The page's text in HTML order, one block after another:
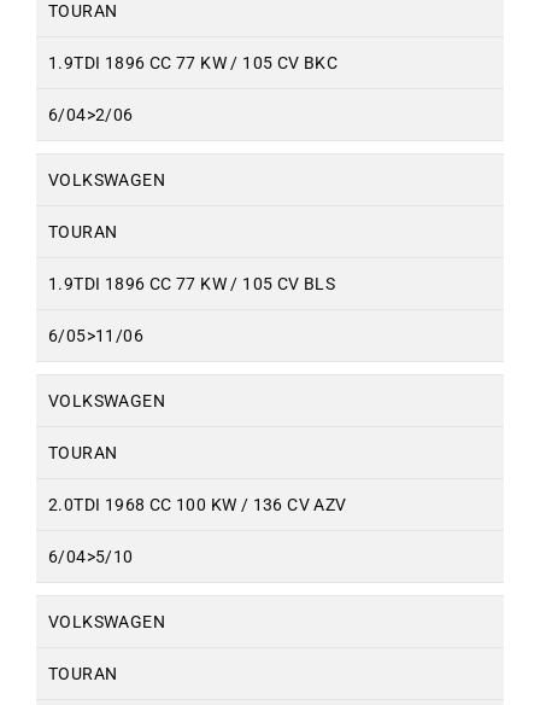
TOURAN
1.9TDI 1896 CC 77 KW / 105 CV BKC
6/04>2/06
VOLKSWAGEN
TOURAN
1.9TDI 1896 CC 77 KW / 105 CV BLS
6/05>11/06
VOLKSWAGEN
TOURAN
2.0TDI 1968 CC 100 KW / 136 CV AZV
6/04>5/10
VOLKSWAGEN
TOURAN